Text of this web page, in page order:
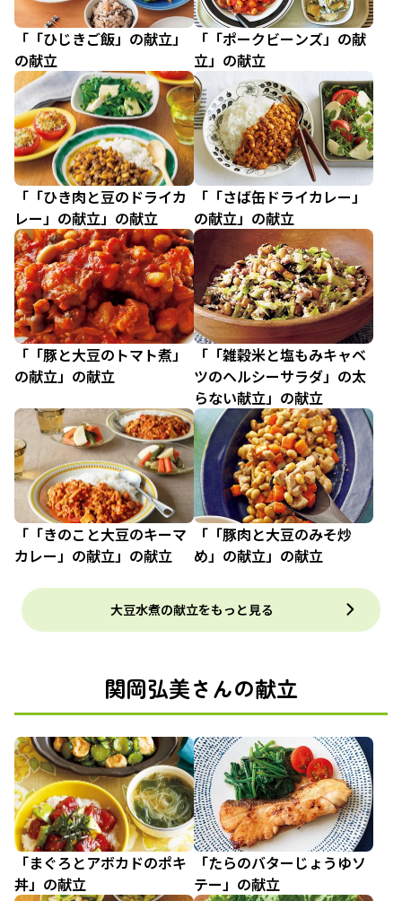
「「ひじきご飯」の献立」
の献立
「「ポークビーンズ」の献
立」の献立
「「ひき肉と豆のドライカ
レー」の献立」の献立
「「さば缶ドライカレー」
の献立」の献立
「「豚と大豆のトマト煮」
の献立」の献立
「「雑穀米と塩もみキャベ
ツのヘルシーサラダ」の太
らない献立」の献立
「「きのこと大豆のキーマ
カレー」の献立」の献立
「「豚肉と大豆のみそ炒
め」の献立」の献立
大豆水煮の献立をもっと見る
関岡弘美さんの献立
「まぐろとアボカドのポキ
丼」の献立
「たらのバターじょうゆソ
テー」の献立